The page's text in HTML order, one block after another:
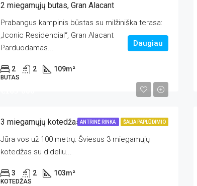
2 miegamųjų butas, Gran Alacant
Prabangus kampinis būstas su milžiniška terasa:
„Iconic Residencial“, Gran Alacant
Parduodamas...
2 2 109m²
BUTAS
Daugiau
ANTRINĖ RINKA ŠALIA PAPLŪDIMIO
3 miegamųjų kotedžas, Lo Pagan
Jūra vos už 100 metrų: Šviesus 3 miegamųjų
kotedžas su dideliu...
3 2 103m²
KOTEDŽAS